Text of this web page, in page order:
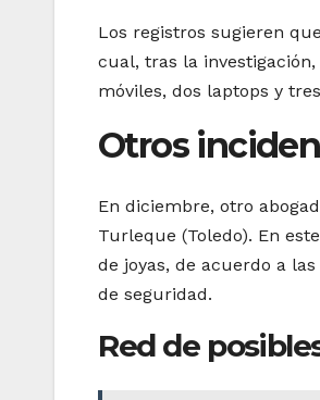
Los registros sugieren
cual, tras la
móviles, dos laptops y
Otros
En diciembre, otro
Turleque (Toledo). En
de joyas, de acuerdo a
de seguridad.
Red de